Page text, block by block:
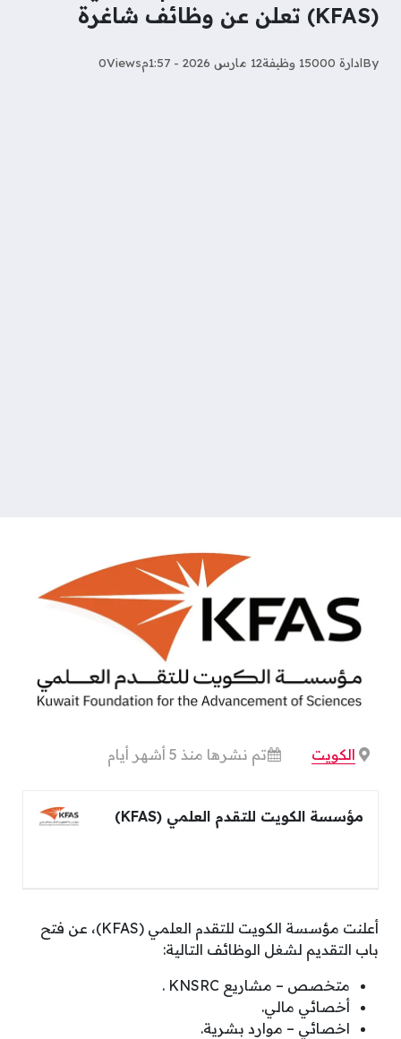
(KFAS) تعلن عن وظائف شاغرة
Byادارة 15000 وظيفة 12 مارس 2026 - 1:57م Views
0
الكويت تم نشرها منذ 5 أشهر أيام
مؤسسة الكويت للتقدم العلمي (KFAS)
أعلنت مؤسسة الكويت للتقدم العلمي (KFAS)، عن فتح
باب التقديم لشغل الوظائف التالية:
متخصص – مشاريع KNSRC .
أخصائي مالي.
اخصائي – موارد بشرية.